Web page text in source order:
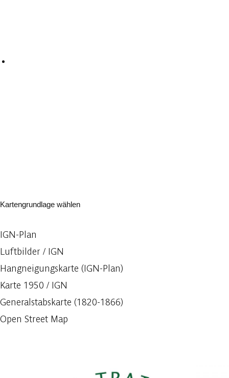
Kartengrundlage wählen
IGN-Plan
Luftbilder / IGN
Hangneigungskarte (IGN-Plan)
Karte 1950 / IGN
Generalstabskarte (1820-1866)
Open Street Map